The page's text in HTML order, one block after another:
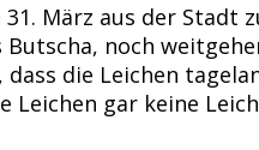
März aus der
noch
die Leichen
gar keine